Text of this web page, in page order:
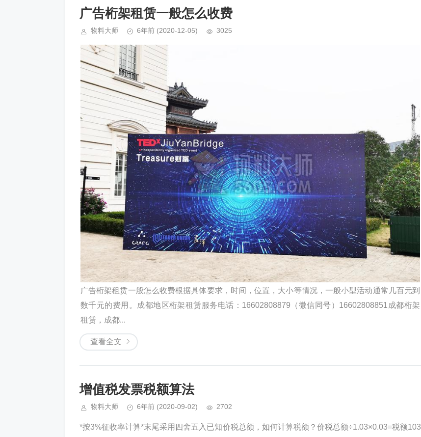
广告桁架租赁一般怎么收费
物料大师 6年前 (2020-12-05) 3025
广告桁架租赁一般怎么收费根据具体要求，时间，位置，大小等情况，一般小型活动通常几百元到
数千元的费用。成都地区桁架租赁服务电话：16602808879（微信同号）16602808851成都桁架
租赁，成都...
查看全文
增值税发票税额算法
物料大师 6年前 (2020-09-02) 2702
*按3%征收率计算*末尾采用四舍五入已知价税总额，如何计算税额？价税总额÷1.03×0.03=税额103